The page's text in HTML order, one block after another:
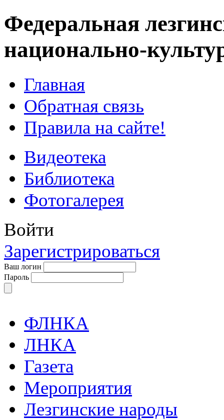
Федеральная
национально-
Главная
Обратная связь
Правила на сайте!
Видеотека
Библиотека
Фотогалерея
Войти
Зарегистрироваться
Ваш логин
Пароль
ФЛНКА
ЛНКА
Газета
Мероприятия
Лезгинские народы